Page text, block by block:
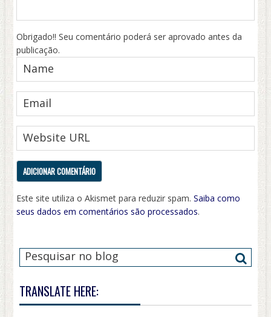
Obrigado!! Seu comentário poderá ser aprovado antes da
publicação.
Este site utiliza o Akismet para reduzir spam.Saiba como
seus dados em comentários são processados.
TRANSLATE HERE: